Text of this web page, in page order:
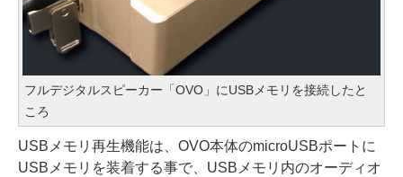
フルデジタルスピーカー「OVO」にUSBメモリを接続したと
ころ
USBメモリ再生機能は、OVO本体のmicroUSBポートに
USBメモリを装着する事で、USBメモリ内のオーディオ